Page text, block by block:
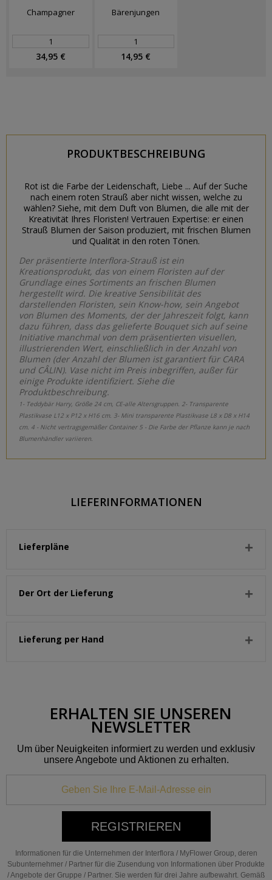
Champagner
34,95 €
Bärenjungen
14,95 €
PRODUKTBESCHREIBUNG
Rot ist die Farbe der Leidenschaft, Liebe ... Auf der Suche
nach einem roten Strauß aber nicht wissen, welche zu
wählen? Siehe, mit dem Duft von Blumen, die alle mit der
Kreativität Ihres Floristen! Vertrauen Expertise: er einen
Strauß Blumen der Saison produziert, mit frischen Blumen
und Qualität in den roten Tönen.
Der präsentierte Interflora-Strauß ist ein
Kreationsprodukt, das von einem Floristen auf der
Grundlage eines Sortiments an frischen Blumen
hergestellt wird. Die kreative Sensibilität des
darstellenden Floristen, sein Know-how, sein Angebot
von Blumen des Moments, der der Jahreszeit folgt, kann
dazu führen, dass das gelieferte Bouquet sich auf seine
Initiative manchmal von dem präsentierten visuellen,
illustrierenden Wert, einschließlich in der Anzahl von
Blumen (der Anzahl der Blumen ist garantiert für CARA
und CÂLIN). Vase nicht im Preis inbegriffen, außer für
einige Produkte identifiziert. Siehe die
Produktbeschreibung.
1- Teddybär Harry, Größe 24 cm, CE-alle Altersgruppen. 2- Transparente
Plastikvase L12 x P12 x H16 cm. 3- Mini transparente Plastikvase L8 x D8 x H14
cm. 4 - Nicht vertragsgemäßer Container 5 - Die Farbe der Pflanze kann je nach
Blumenhändler variieren.
LIEFERINFORMATIONEN
Lieferpläne
Der Ort der Lieferung
Lieferung per Hand
ERHALTEN SIE UNSEREN
NEWSLETTER
Um über Neuigkeiten informiert zu werden und exklusiv
unsere Angebote und Aktionen zu erhalten.
REGISTRIEREN
Informationen für die Unternehmen der Interflora / MyFlower Group, deren
Subunternehmer / Partner für die Zusendung von Informationen über Produkte
/ Angebote der Gruppe / Partner. Sie werden für drei Jahre aufbewahrt. Gemäß